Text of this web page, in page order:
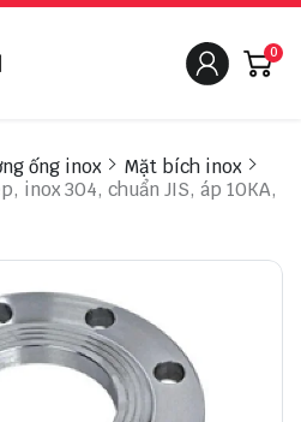
0
ống inox
Mặt bích inox
inox 304, chuẩn JIS, áp 10KA,